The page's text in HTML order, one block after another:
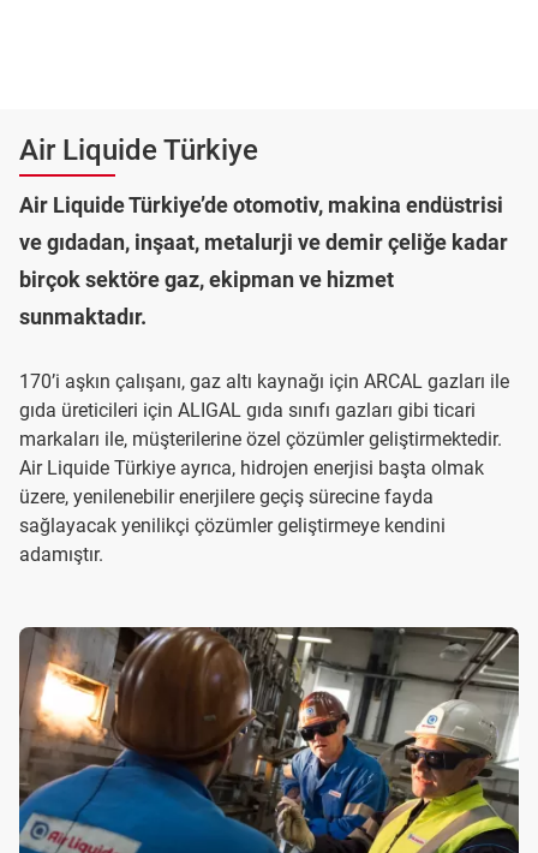
Air Liquide Türkiye
Air Liquide Türkiye’de otomotiv, makina endüstrisi
ve gıdadan, inşaat, metalurji ve demir çeliğe kadar
birçok sektöre gaz, ekipman ve hizmet
sunmaktadır.
170’i aşkın çalışanı, gaz altı kaynağı için ARCAL gazları ile
gıda üreticileri için ALIGAL gıda sınıfı gazları gibi ticari
markaları ile, müşterilerine özel çözümler geliştirmektedir.
Air Liquide Türkiye ayrıca, hidrojen enerjisi başta olmak
üzere, yenilenebilir enerjilere geçiş sürecine fayda
sağlayacak yenilikçi çözümler geliştirmeye kendini
adamıştır.